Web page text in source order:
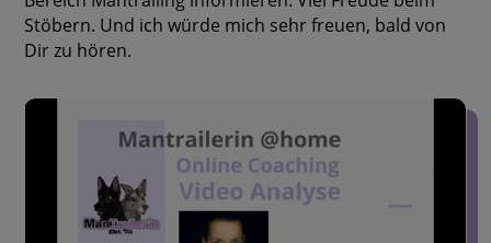
Stöbern. Und ich würde mich sehr freuen, bald von
Dir zu hören.